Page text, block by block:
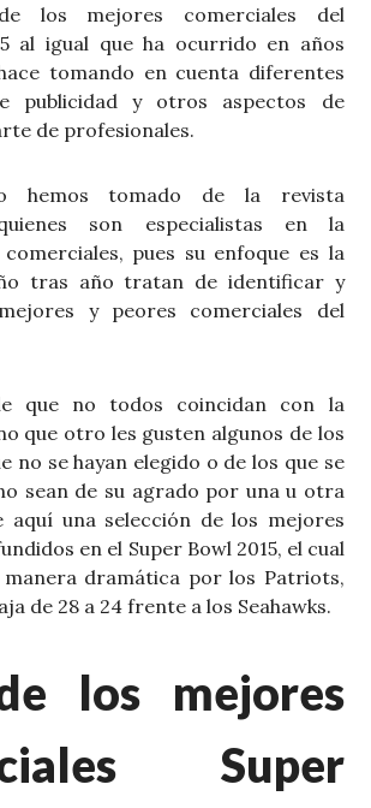
de los mejores comerciales del
al igual que ha ocurrido en años
tomando en cuenta diferentes
publicidad y otros aspectos de
de profesionales.
hemos tomado de la revista
son especialistas en la
pues su enfoque es la
tras año tratan de identificar y
y peores comerciales del
que no todos coincidan con la
que otro les gusten algunos de los
no se hayan elegido o de los que se
sean de su agrado por una u otra
aquí una selección de los mejores
en el Super Bowl 2015, el cual
dramática por los Patriots,
de 28 a 24 frente a los Seahawks.
los mejores
Super